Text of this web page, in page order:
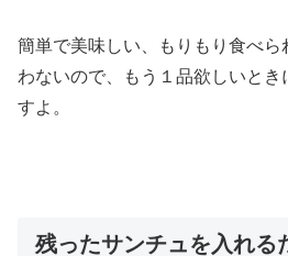
簡単で美味しい、もりもり食べ
わないので、もう１品欲しいとき
すよ。
残ったサンチュを入れる